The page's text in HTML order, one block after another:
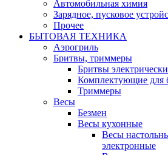
Автомобильная химия
Зарядное, пусковое
Прочее
БЫТОВАЯ ТЕХНИКА
Аэрогриль
Бритвы, триммеры
Бритвы
Комплектующие для
Триммеры
Весы
Безмен
Весы кухонные
Весы
электронные